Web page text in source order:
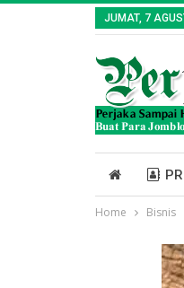
JUMAT, 7
Home Bisnis